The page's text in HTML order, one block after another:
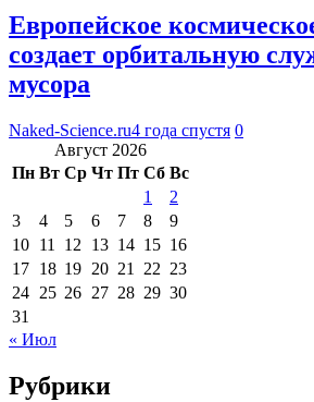
Европейское
создает орбитальную
мусора
Naked-Science.ru4 года спустя 0
Август 2026
Пн Вт Ср Чт Пт Сб Вс
1
2
3
4 5 6 7 8
9
10 11 12 13 14 15 16
17 18 19 20 21 22 23
24 25 26 27 28 29 30
31
« Июл
Рубрики